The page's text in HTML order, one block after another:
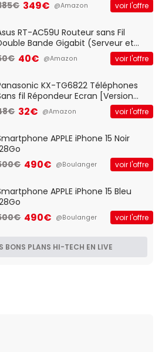
ampli intégré et port USB
349€ @Amazon voir l'offre
RT-AC59U Routeur sans Fil
Bande Gigabit (Serveur et
VPN, Triple Vlan, Mode Point
et Bridge, contrôle Parental,
40€ @Amazon voir l'offre
KX-TG6822 Téléphones
fil Répondeur Ecran [Version
32€ @Amazon voir l'offre
APPLE iPhone 15 Noir
490€ @Boulanger voir l'offre
APPLE iPhone 15 Bleu
490€ @Boulanger voir l'offre
BONS PLANS HI-TECH EN LIVE